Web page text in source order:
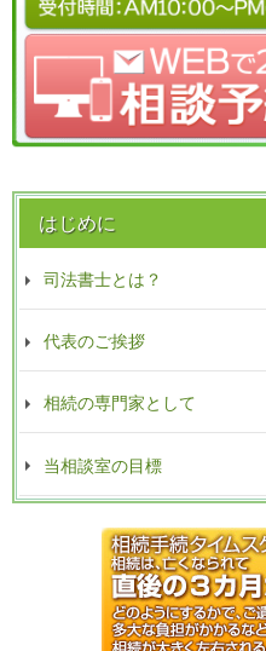
はじめに
司法書士とは？
代表のご挨拶
相続の専門家として
当相談室の目標